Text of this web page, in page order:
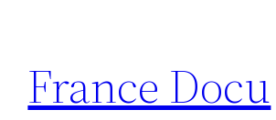
contenu
France Docu